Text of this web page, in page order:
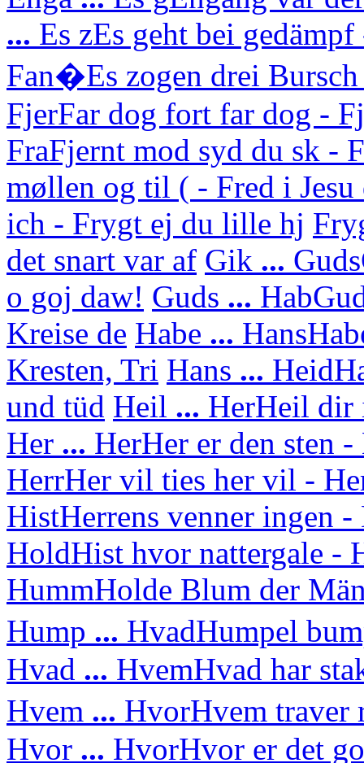
... Es zEs geht bei
Fan�Es zogen drei
FjerFar dog fort far dog -
FraFjernt mod syd du sk -
møllen og til ( - Fred i
ich - Frygt ej du lille hj
det snart var af Gik ... Guds
o goj daw! Guds ... Hab
Kreise de Habe ... Hans
Kresten, Tri Hans ... Heid
und tüd Heil ... HerHeil dir
Her ... HerHer er den sten
HerrHer vil ties her vil -
HistHerrens venner ingen
HoldHist hvor nattergale -
HummHolde Blum der
Hump ... HvadHumpel
Hvad ... HvemHvad har
Hvem ... HvorHvem
Hvor ... HvorHvor er det